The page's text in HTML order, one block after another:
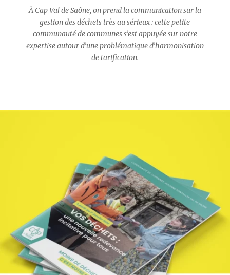
À Cap Val de Saône, on prend la communication sur la
gestion des déchets très au sérieux : cette petite
communauté de communes s’est appuyée sur notre
expertise autour d’une problématique d’harmonisation
de tarification.